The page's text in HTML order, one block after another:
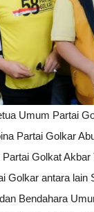
Umum Partai
Partai Golkar
Golkat Akbar
Golkar antara lain
Bendahara